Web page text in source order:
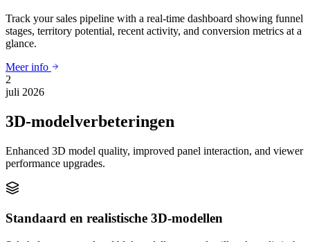
Track your sales pipeline with a real-time dashboard showing funnel
stages, territory potential, recent activity, and conversion metrics at a
glance.
Meer info
2
juli 2026
3D-modelverbeteringen
Enhanced 3D model quality, improved panel interaction, and viewer
performance upgrades.
Standaard en realistische 3D-modellen